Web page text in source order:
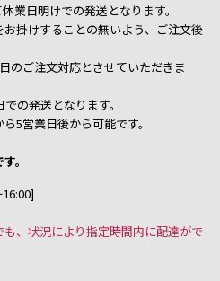
業日明けでの発送となります。
お掛けすることの無いよう、ご注文後
のご注文対応とさせていただきま
の発送となります。
5営業日後から可能です。
。
、状況により指定時間内に配達がで